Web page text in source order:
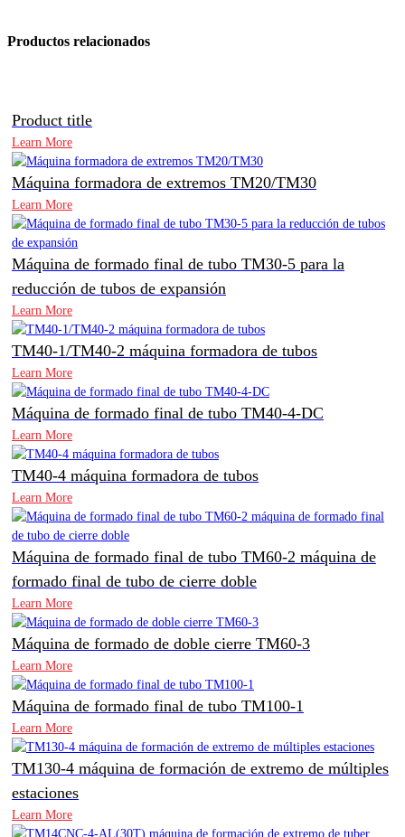
Productos relacionados
Product title
Learn More
Máquina formadora de extremos TM20/TM30
Learn More
Máquina de formado final de tubo TM30-5 para la
reducción de tubos de expansión
Learn More
TM40-1/TM40-2 máquina formadora de tubos
Learn More
Máquina de formado final de tubo TM40-4-DC
Learn More
TM40-4 máquina formadora de tubos
Learn More
Máquina de formado final de tubo TM60-2 máquina de
formado final de tubo de cierre doble
Learn More
Máquina de formado de doble cierre TM60-3
Learn More
Máquina de formado final de tubo TM100-1
Learn More
TM130-4 máquina de formación de extremo de múltiples
estaciones
Learn More